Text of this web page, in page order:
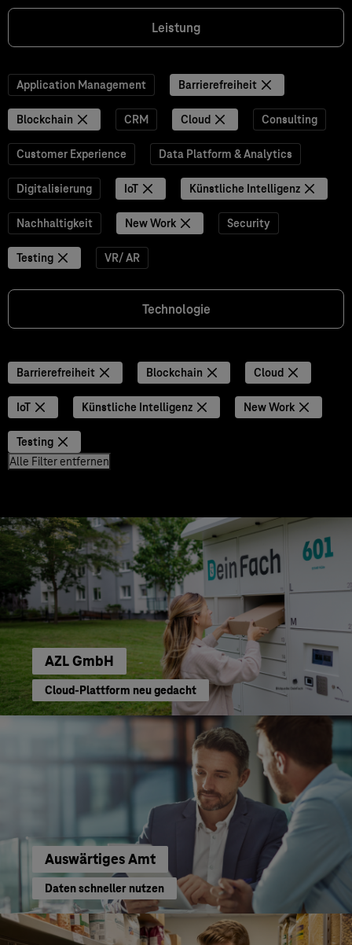
Leistung
Application Management Barrierefreiheit
Blockchain CRM Cloud Consulting
Customer Experience Data Platform & Analytics
Digitalisierung IoT Künstliche Intelligenz
Nachhaltigkeit New Work Security
Testing VR/ AR
Technologie
Barrierefreiheit Blockchain Cloud
IoT Künstliche Intelligenz New Work
Testing
Alle Filter entfernen
AZL GmbH
Cloud-Plattform neu gedacht
Auswärtiges Amt
Daten schneller nutzen